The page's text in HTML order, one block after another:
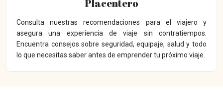
Placentero
Consulta nuestras recomendaciones para el viajero y
asegura una experiencia de viaje sin contratiempos.
Encuentra consejos sobre seguridad, equipaje, salud y todo
lo que necesitas saber antes de emprender tu próximo viaje.